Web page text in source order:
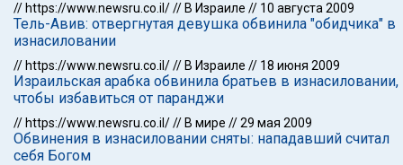
// https://www.newsru.co.il/// В Израиле // 10 августа 2009
Тель-Авив: отвергнутая девушка обвинила "обидчика" в
изнасиловании
// https://www.newsru.co.il/// В Израиле // 18 июня 2009
Израильская арабка обвинила братьев в изнасиловании,
чтобы избавиться от паранджи
// https://www.newsru.co.il/// В мире //29 мая 2009
Обвинения в изнасиловании сняты: нападавший считал
себя Богом